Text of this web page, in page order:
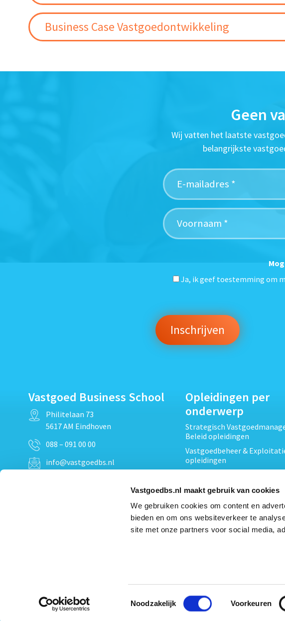
Vastgoedbs.nl maakt gebruik van cookies
We gebruiken cookies om content en
bieden en om ons websiteverkeer te
site met onze partners voor social media,
Toestemmingsselectie
Noodzakelijk Voorkeuren
Business Case Vastgoedontwikkeling
Geen
Wij vatten het laatste
belangrijkste
Ja, ik geef toestemming om
Vastgoed Business School
Philitelaan 73
5617 AM Eindhoven
088 – 091 00 00
info@vastgoedbs.nl
Opleidingen per
onderwerp
Strategisch
Beleid opleidingen
Vastgoedbeheer &
opleidingen
Projectontwikkeling &
Techniek, Onderhoud &
Opleidingen
Verduurzaming en